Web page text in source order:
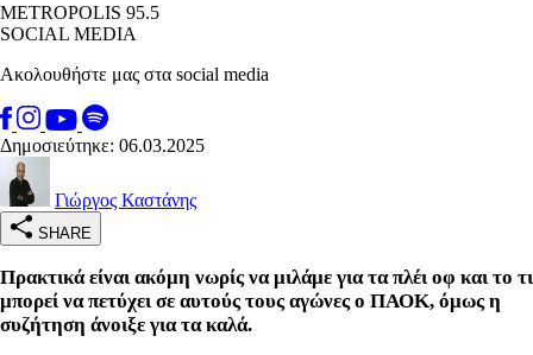
METROPOLIS 95.5
SOCIAL MEDIA
Ακολουθήστε μας στα social media
Δημοσιεύτηκε: 06.03.2025
Γιώργος Καστάνης
SHARE
Πρακτικά είναι ακόμη νωρίς να μιλάμε για τα πλέι οφ και το τι
μπορεί να πετύχει σε αυτούς τους αγώνες ο ΠΑΟΚ, όμως η
συζήτηση άνοιξε για τα καλά.